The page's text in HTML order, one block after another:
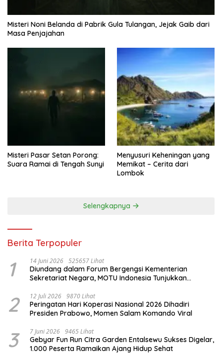
Misteri Noni Belanda di Pabrik Gula Tulangan, Jejak Gaib dari
Masa Penjajahan
Misteri Pasar Setan Porong:
Suara Ramai di Tengah Sunyi
Menyusuri Keheningan yang
Memikat – Cerita dari
Lombok
Selengkapnya
Berita Terpopuler
1 14 Juni 2026 525657 Lihat
Diundang dalam Forum Bergengsi Kementerian
Sekretariat Negara, MOTU Indonesia Tunjukkan
2 12 Juli 2026 9870 Lihat
Peringatan Hari Koperasi Nasional 2026 Dihadiri
Presiden Prabowo, Momen Salam Komando Viral
3 7 Juni 2026 9465 Lihat
Gebyar Fun Run Citra Garden Entalsewu Sukses Digelar,
1.000 Peserta Ramaikan Ajang Hidup Sehat